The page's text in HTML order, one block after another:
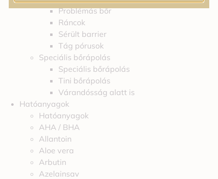
Problémás bőr
Ráncok
Sérült barrier
Tág pórusok
Speciális bőrápolás
Speciális bőrápolás
Tini bőrápolás
Várandósság alatt is
Hatóanyagok
Hatóanyagok
AHA / BHA
Allantoin
Aloe vera
Arbutin
Azelainsav